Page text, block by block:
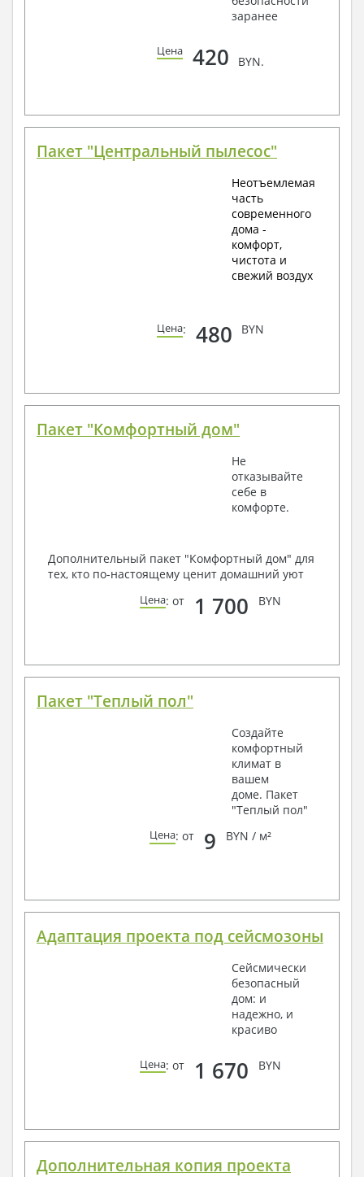
заранее
Цена 420 BYN.
Пакет "Центральный пылесос"
Неотъемлемая
часть
современного
дома -
комфорт,
чистота и
свежий воздух
Цена: 480 BYN
Пакет "Комфортный дом"
Не
отказывайте
себе в
комфорте.
Дополнительный пакет "Комфортный дом" для
тех, кто по-настоящему ценит домашний уют
Цена: от 1 700 BYN
Пакет "Теплый пол"
Создайте
комфортный
климат в
вашем
доме. Пакет
"Теплый пол"
Цена: от 9 BYN / м²
Адаптация проекта под сейсмозоны
Сейсмически
безопасный
дом: и
надежно, и
красиво
Цена: от 1 670 BYN
Дополнительная копия проекта